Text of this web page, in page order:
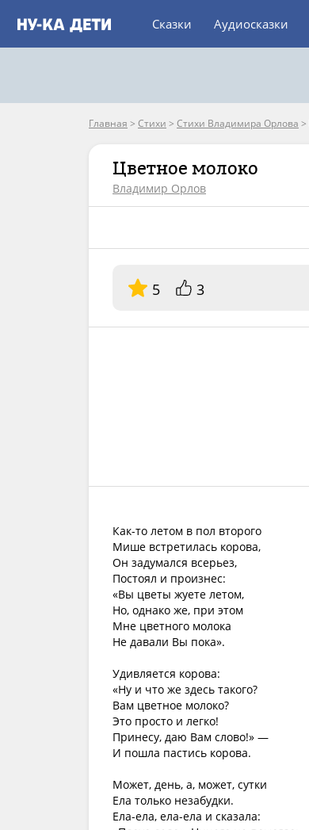
Сказки Аудиосказки
Главная > Стихи > Стихи Владимира Орлова >
Цветное молоко
Владимир Орлов
5 3
Как-то летом в пол второго
Мише встретилась корова,
Он задумался всерьез,
Постоял и произнес:
«Вы цветы жуете летом,
Но, однако же, при этом
Мне цветного молока
Не давали Вы пока».
Удивляется корова:
«Ну и что же здесь такого?
Вам цветное молоко?
Это просто и легко!
Принесу, даю Вам слово!» —
И пошла пастись корова.
Может, день, а, может, сутки
Ела только незабудки.
Ела-ела, ела-ела и сказала: